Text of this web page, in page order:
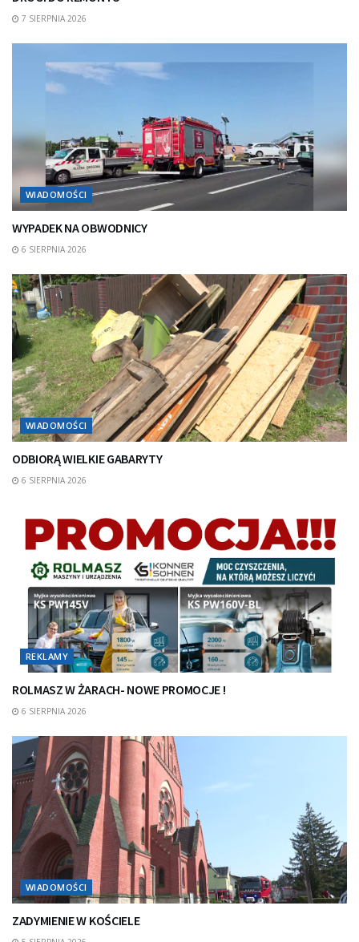
7 SIERPNIA 2026
WIADOMOŚCI
WYPADEK NA OBWODNICY
6 SIERPNIA 2026
WIADOMOŚCI
ODBIORĄ WIELKIE GABARYTY
6 SIERPNIA 2026
REKLAMY
ROLMASZ W ŻARACH- NOWE PROMOCJE !
6 SIERPNIA 2026
WIADOMOŚCI
ZADYMIENIE W KOŚCIELE